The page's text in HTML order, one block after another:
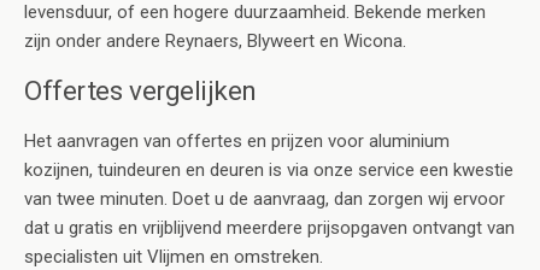
levensduur, of een hogere duurzaamheid. Bekende merken
zijn onder andere Reynaers, Blyweert en Wicona.
Offertes vergelijken
Het aanvragen van offertes en prijzen voor aluminium
kozijnen, tuindeuren en deuren is via onze service een kwestie
van twee minuten. Doet u de aanvraag, dan zorgen wij ervoor
dat u gratis en vrijblijvend meerdere prijsopgaven ontvangt van
specialisten uit Vlijmen en omstreken.